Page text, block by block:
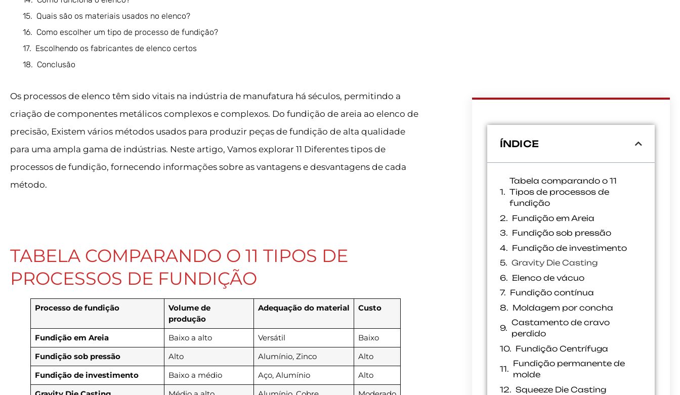
Quais são os materiais usados no elenco?
Como escolher um tipo de processo de fundição?
Escolhendo os fabricantes de elenco certos
Conclusão
Os processos de elenco têm sido vitais na indústria de manufatura há séculos, permitindo a
criação de componentes metálicos complexos e complexos. Do fundição de areia ao elenco de
precisão, Existem vários métodos usados para produzir peças de fundição de alta qualidade
para uma ampla gama de indústrias. Neste artigo, Vamos explorar 11 Diferentes tipos de
processos de fundição, fornecendo informações sobre as vantagens e desvantagens de cada
método.
TABELA COMPARANDO O 11 TIPOS DE
PROCESSOS DE FUNDIÇÃO
Processo de fundição
Volume de
produção
Adequação do material Custo
Fundição em Areia Baixo a alto Versátil
Baixo
Fundição sob pressão
Alto Alumínio, Zinco
Alto
Fundição de investimento
Baixo a médio Aço, Alumínio
Alto
ÍNDICE
Tabela comparando o 11
Tipos de processos de
fundição
Fundição em Areia
Fundição sob pressão
Fundição de investimento
Gravity Die Casting
Elenco de vácuo
Fundição contínua
Moldagem por concha
Castamento de cravo
perdido
Fundição Centrífuga
Fundição permanente de
molde
Squeeze Die Casting